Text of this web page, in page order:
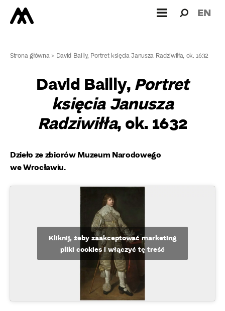
dla: EN
Strona główna> David Bailly, Portret księcia Janusza Radziwiłła, ok. 1632
David Bailly,Portret
księcia Janusza
Radziwiłła, ok. 1632
Dzieło ze zbiorów Muzeum Narodowego
we Wrocławiu.
Kliknij, żeby zaakceptować marketing
pliki cookies i włączyć tę treść